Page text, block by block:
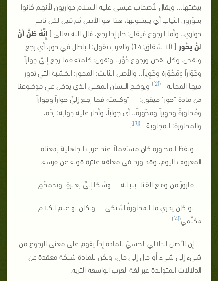
بيضتها... ويقال لأصحاب عيسى عليه السلام حواريون لأنهم كانوا
يحوّرون الثياب أي يبيضونها، هذا هو الأصل ثم قيل لكل ناصر
حَوَاري.. وأما الرجوع فيقال: حار إذا رجع، قال الله تعالى ] إِنَّهُ ظَنَّ أَنْ
لَنْ يَحُورَ
[ (الانشقاق:14) والعرب تقول: الباطل في حور، أي رجع
ونقص، وكل نقص ورجوع حُوُر.. وتقول: كلمته فما رجع إليّ حِواراً
وحَوَاراً ومَحْوَرة وحَوِيراً.. والأصل الثالث: المحور: الخشبة التي تدور
فيها المحالة " (
[2]
) ويوضح اللسان المعنى الذي يدخل في موضوعنا
من مادة "حور" فيقول: "وكلمته فما رجـع إليَّ حَوَاراً وحِوَاراً
ومُحاورةً وحَوِيراً ومَحْوَرةً.. أي جواباً، وأحار عليه جوابه: ردّه،
والمحاورة: المجاوبة " (
[3]
)
.
ولفظ المحاورة كان مستعملاً عند عرب الجاهلية بمعناه
المعروف اليوم، وقد ورد في معلقة عنترة قوله عن فرسه:
فازورّ من وقـع القَـنا بلَبَـانه وشـكا إليَّ بعَـبرةٍ وتحمحُمِ
لو كان يدري ما المحاورةُ اشتكى ولكان لو علم الكلامَ
مكلّمي(
[4]
)
إن الأصل الدلالي الحسيّ للمادة إذاً يقوم على معنى الرجوع من
شيء إلى شيء أو حال إلى حال، ولكن للمادة شبكة معقدة من
الدلالات المتوالدة عبر لغة العرب الواسعة الثرية.